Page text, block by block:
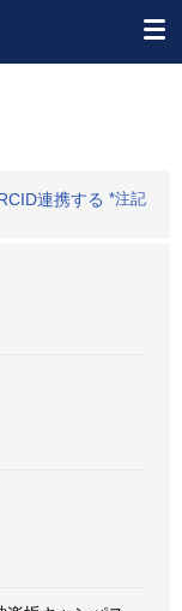
連携する *注記